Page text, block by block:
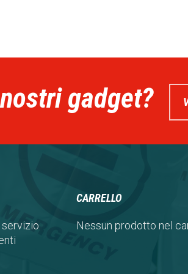
gadget?
CARRELLO
Nessun prodotto nel